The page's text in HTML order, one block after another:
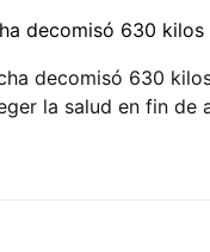
decomisó 630
la salud en fin de